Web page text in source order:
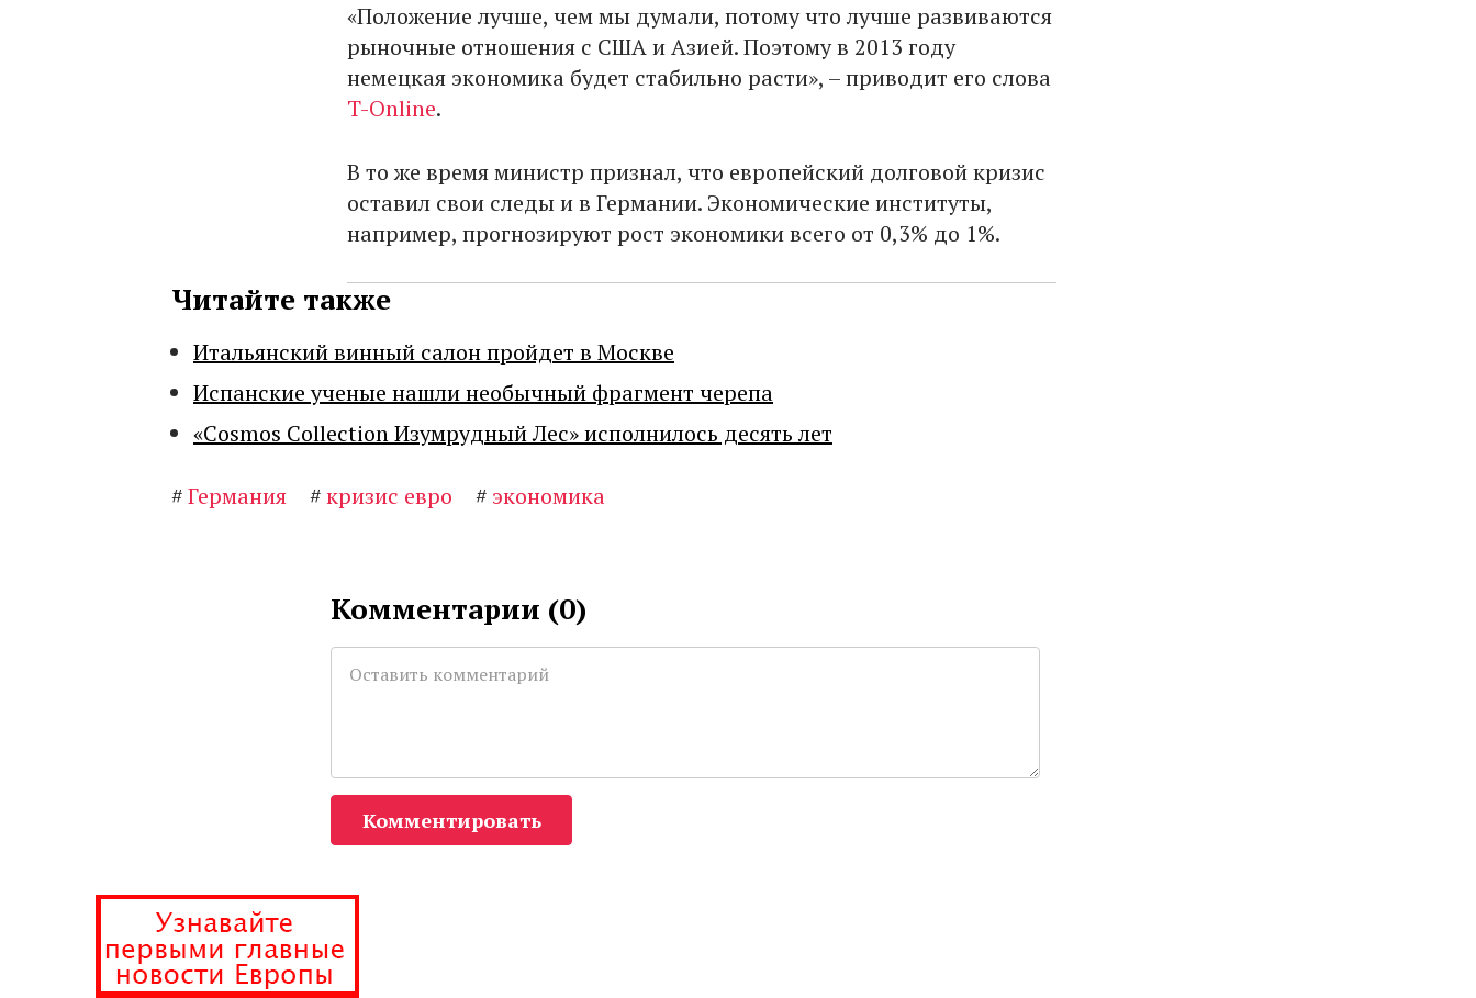
«Положение лучше, чем мы думали, потому что лучше развиваются
рыночные отношения с США и Азией. Поэтому в 2013 году
немецкая экономика будет стабильно расти», – приводит его слова
T-Online.
В то же время министр признал, что европейский долговой кризис
оставил свои следы и в Германии. Экономические институты,
например, прогнозируют рост экономики всего от 0,3% до 1%.
Читайте также
Итальянский винный салон пройдет в Москве
Испанские ученые нашли необычный фрагмент черепа
«Cosmos Collection Изумрудный Лес» исполнилось десять лет
#Германия #кризис евро # экономика
Комментарии (0)
Комментировать